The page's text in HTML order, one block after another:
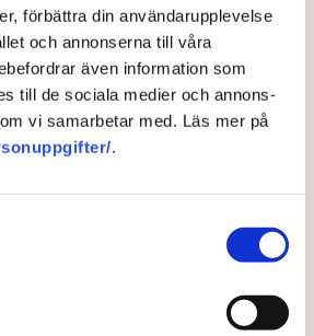
förbättra din användarupplevelse
och annonserna till våra
även information som
till de sociala medier och annons-
vi samarbetar med. Läs mer på
.
portar deltidare i
kräver att fler ska jobba heltid
som redan har
"Det skulle inte funka för